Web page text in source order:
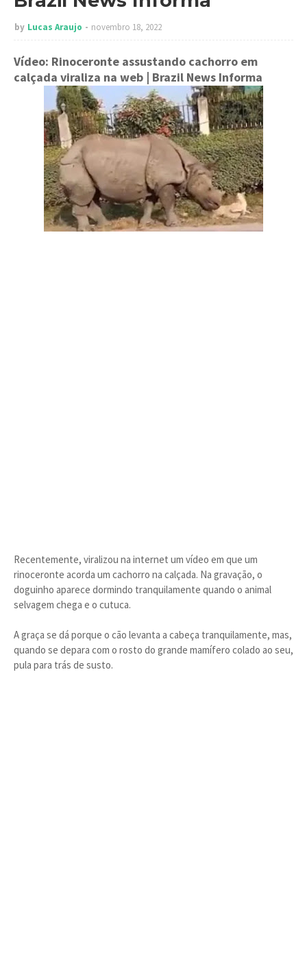
by Lucas Araujo novembro 18, 2022
Vídeo: Rinoceronte assustando cachorro em
calçada viraliza na web | Brazil News Informa
Recentemente, viralizou na internet um vídeo em que um
rinoceronte acorda um cachorro na calçada. Na gravação, o
doguinho aparece dormindo tranquilamente quando o animal
selvagem chega e o cutuca.
A graça se dá porque o cão levanta a cabeça tranquilamente, mas,
quando se depara com o rosto do grande mamífero colado ao seu,
pula para trás de susto.